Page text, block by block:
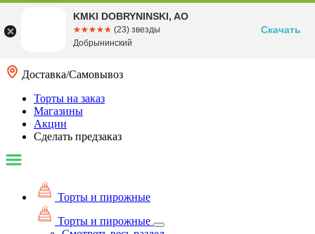
Доставка/Самовывоз
Торты на заказ
Магазины
Акции
Сделать предзаказ
Торты и пирожные
Торты и пирожные
KMKI DOBRYNINSKI, AO
☆☆☆☆☆
★★★★★ (23) звезды
Добрынинский
Скачать